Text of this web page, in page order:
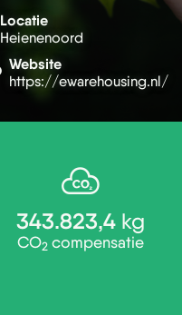
Locatie
Heienenoord
Website
https://ewarehousing.nl/
343.823,4 kg
CO2 compensatie